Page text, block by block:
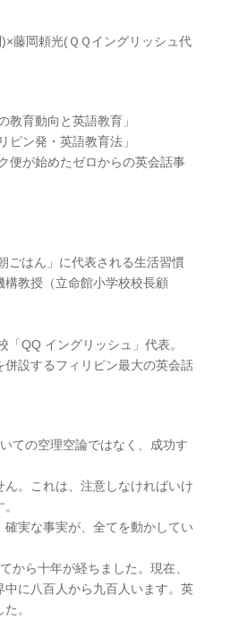
藤岡頼光(ＱＱイングリッシュ代
育動向と英語教育」
ン発・英語教育法」
が始めたゼロからの英会話事
ごはん」に代表される生活習慣
教授（立命館小学校校長顧
QQ イングリッシュ」代表。
設するフィリピン最大の英会話
ての空理空論ではなく、成功す
ん。これは、注意しなければいけ
実な事実が、全てを動かしてい
ら十年が経ちました。現在、
に八百人から九百人います。英
。